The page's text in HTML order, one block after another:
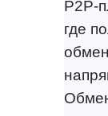
P2P-
где